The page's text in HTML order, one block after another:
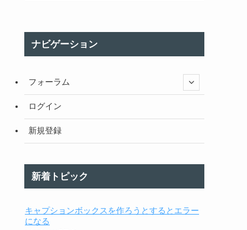
ナビゲーション
フォーラム
ログイン
新規登録
新着トピック
キャプションボックスを作ろうとするとエラー
になる